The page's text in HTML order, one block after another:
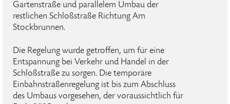
Gartenstraße und parallelem Umbau der
restlichen Schloßstraße Richtung Am
Stockbrunnen.
Die Regelung wurde getroffen, um für eine
Entspannung bei Verkehr und Handel in der
Schloßstraße zu sorgen. Die temporäre
Einbahnstraßenregelung ist bis zum Abschluss
des Umbaus vorgesehen, der voraussichtlich für